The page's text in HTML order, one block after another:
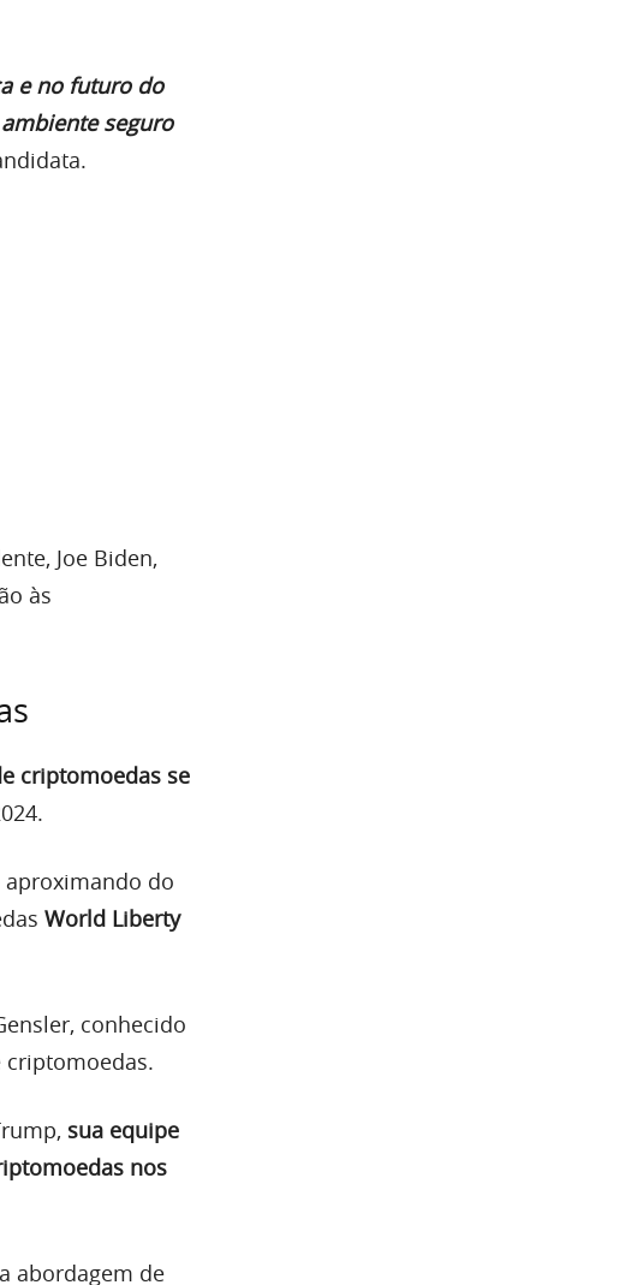
e no futuro do
seguro
Joe Biden,
às
criptomoedas se
aproximando do
World Liberty
conhecido
criptomoedas.
sua equipe
nos
abordagem de